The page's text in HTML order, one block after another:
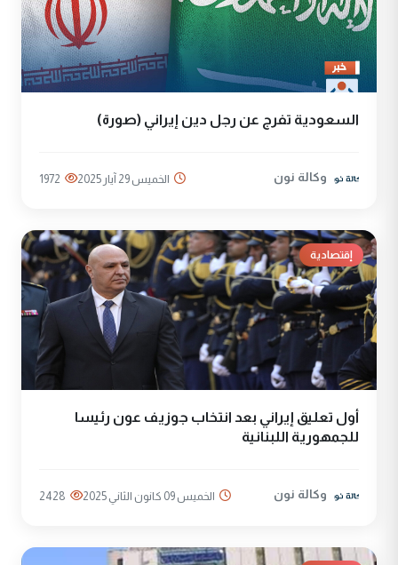
السعودية تفرج عن رجل دين إيراني (صورة)
وكالة نون الخميس 29 آيار 2025 1972
إقتصادية
أول تعليق إيراني بعد انتخاب جوزيف عون رئيسا
للجمهورية اللبنانية
وكالة نون الخميس 09 كانون الثاني 2025 2428